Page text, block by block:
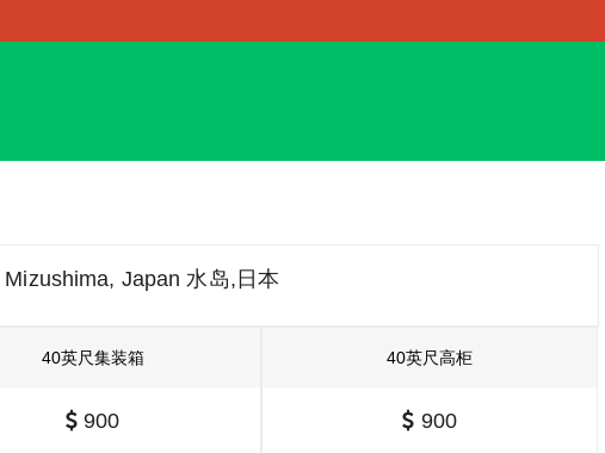
Mizushima, Japan 水岛,日本
40英尺集装箱
900
40英尺高柜
900